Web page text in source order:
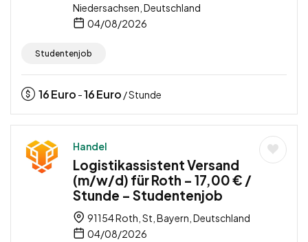
Niedersachsen, Deutschland
04/08/2026
Studentenjob
16Euro -16Euro / Stunde
Handel
Logistikassistent Versand
(m/w/d) für Roth – 17,00 € /
Stunde – Studentenjob
91154 Roth, St, Bayern, Deutschland
04/08/2026